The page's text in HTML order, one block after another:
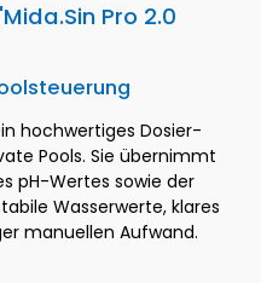
Pro 2.0
hochwertiges Dosier-
Pools. Sie übernimmt
pH-Wertes sowie der
Wasserwerte, klares
manuellen Aufwand.